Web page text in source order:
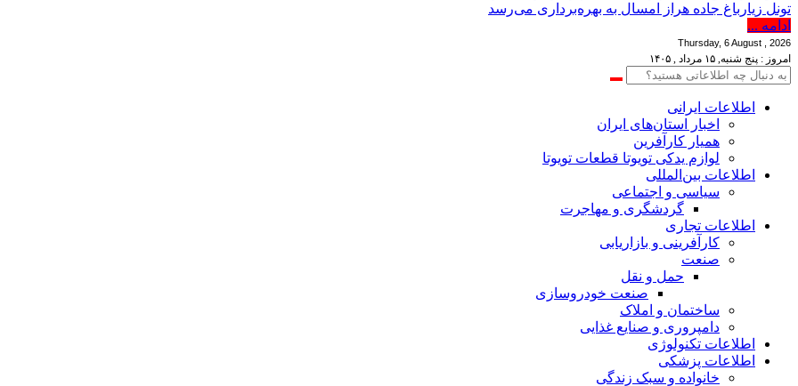
تونل زیارباغ جاده هراز امسال به بهره‌برداری می‌رسد
ادامه ...
Thursday, 6 August , 2026
امروز : پنج شنبه, ۱۵ مرداد , ۱۴۰۵
اطلاعات‌ ‎ایرانی
اخبار استان‌های ایران
همیار کارآفرین
لوازم یدکی تویوتا قطعات تویوتا
اطلاعات بین‌المللی
سیاسی و اجتماعی
گردشگری و مهاجرت
اطلاعات تجاری
کارآفرینی و بازاریابی
صنعت
حمل و نقل
صنعت خودروسازی
ساختمان و املاک
دامپروری و صنایع غذایی
اطلاعات تکنولوژی
اطلاعات پزشکی
خانواده و سبک زندگی